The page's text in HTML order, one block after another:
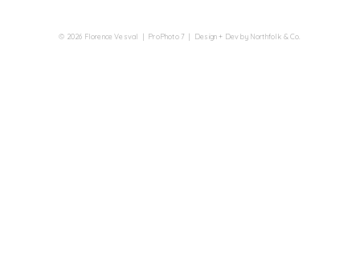
© 2026 Florence Vesval ProPhoto 7 Design + Dev by Northfolk & Co.